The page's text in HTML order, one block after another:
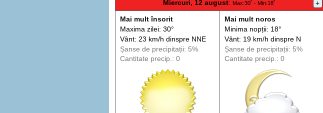
Miercuri, 12 august: Max:30˚ - Min:18˚ +
Mai mult însorit
Maxima zilei: 30°
Vânt: 23 km/h dinspreNNE
Șanse de precipitații: 5%
Cantitate precip.: 0
Mai mult noros
Minima nopții: 18°
Vânt: 19 km/h dinspreN
Șanse de precipitații: 5%
Cantitate precip.: 0